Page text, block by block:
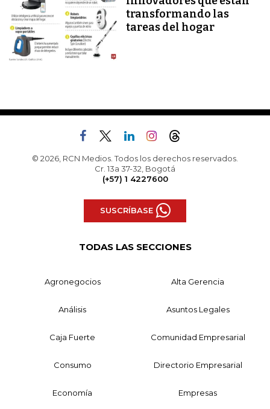
transformando las
tareas del hogar
© 2026, RCN Medios. Todos los derechos reservados.
Cr. 13a 37-32, Bogotá
(+57) 1 4227600
SUSCRÍBASE
TODAS LAS SECCIONES
Agronegocios Alta Gerencia
Análisis Asuntos Legales
Caja Fuerte Comunidad Empresarial
Consumo Directorio Empresarial
Economía Empresas